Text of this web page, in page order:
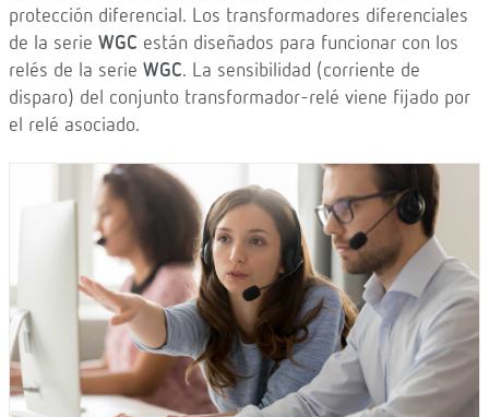
protección diferencial. Los transformadores diferenciales
de la serie WGC están diseñados para funcionar con los
relés de la serie WGC. La sensibilidad (corriente de
disparo) del conjunto transformador-relé viene fijado por
el relé asociado.